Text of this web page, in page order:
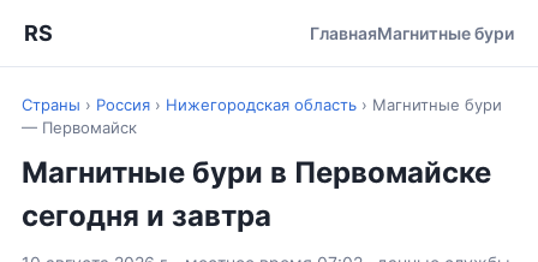
RS ГлавнаяМагнитные бури
Страны › Россия › Нижегородская область › Магнитные бури
— Первомайск
Магнитные бури в Первомайске
сегодня и завтра